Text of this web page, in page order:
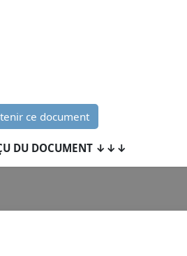
ce document
DU DOCUMENT ↓↓↓